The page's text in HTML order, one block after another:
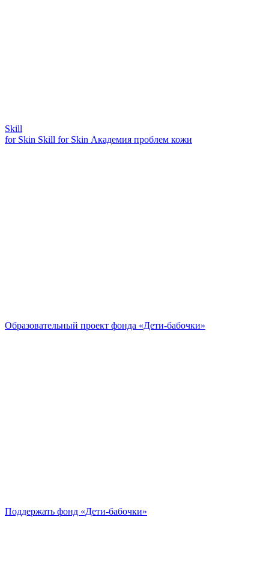
Skill
for Skin Skill for Skin Академия проблем кожи
Образовательный проект фонда «Дети-бабочки»
Поддержать фонд «Дети-бабочки»